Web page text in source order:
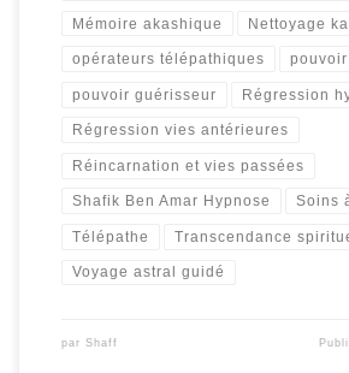
Mémoire akashique Nettoyage
opérateurs télépathiques
pouvoir guérisseur Régression
Régression vies antérieures
Réincarnation et vies passées
Shafik Ben Amar Hypnose Soins
Télépathe Transcendance
Voyage astral guidé
par Shaff